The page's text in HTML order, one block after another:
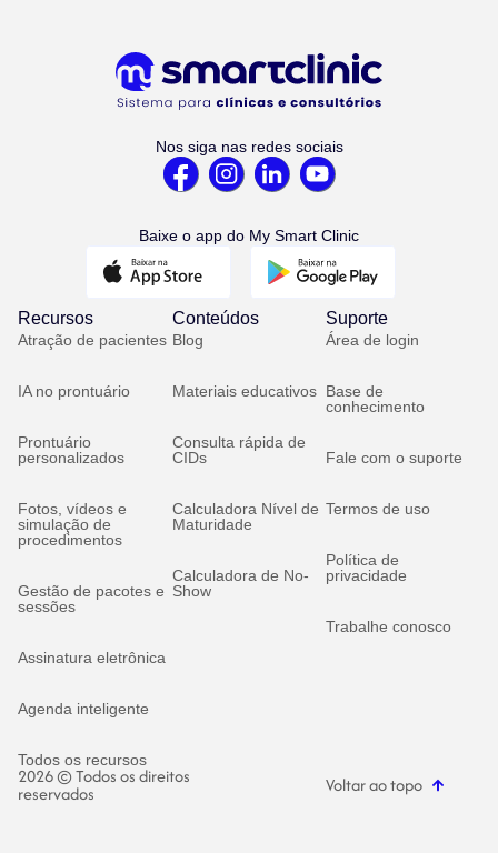
Nos siga nas redes sociais
Baixe o app do My Smart Clinic
Recursos
Atração de pacientes
IA no prontuário
Prontuário
personalizados
Fotos, vídeos e
simulação de
procedimentos
Gestão de pacotes e
sessões
Assinatura eletrônica
Agenda inteligente
Todos os recursos
Conteúdos
Blog
Materiais educativos
Consulta rápida de
CIDs
Calculadora Nível de
Maturidade
Calculadora de No-
Show
Suporte
Área de login
Base de
conhecimento
Fale com o suporte
Termos de uso
Política de
privacidade
Trabalhe conosco
2026 © Todos os direitos
reservados Voltar ao topo